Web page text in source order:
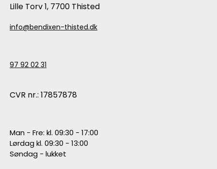
Lille Torv 1, 7700 Thisted
info@bendixen-thisted.dk
97 92 02 31
CVR nr.: 17857878
Man - Fre: kl. 09:30 - 17:00
Lørdag kl. 09:30 - 13:00
Søndag - lukket